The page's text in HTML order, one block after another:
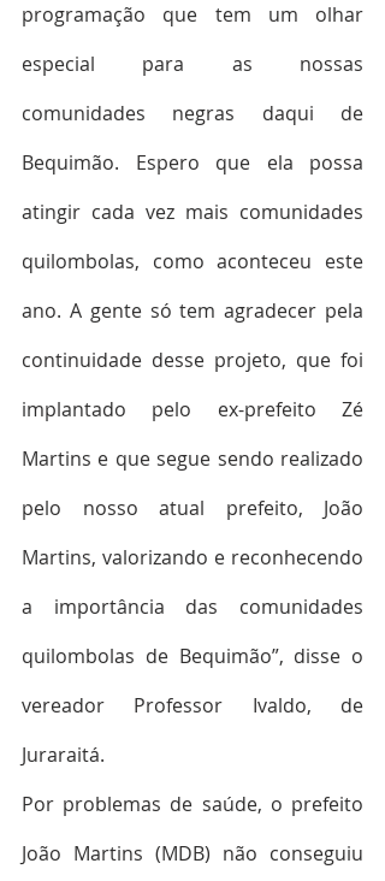
programação que tem um olhar
especial para as nossas
comunidades negras daqui de
Bequimão. Espero que ela possa
atingir cada vez mais comunidades
quilombolas, como aconteceu este
ano. A gente só tem agradecer pela
continuidade desse projeto, que foi
implantado pelo ex-prefeito Zé
Martins e que segue sendo realizado
pelo nosso atual prefeito, João
Martins, valorizando e reconhecendo
a importância das comunidades
quilombolas de Bequimão”, disse o
vereador Professor Ivaldo, de
Juraraitá.
Por problemas de saúde, o prefeito
João Martins (MDB) não conseguiu